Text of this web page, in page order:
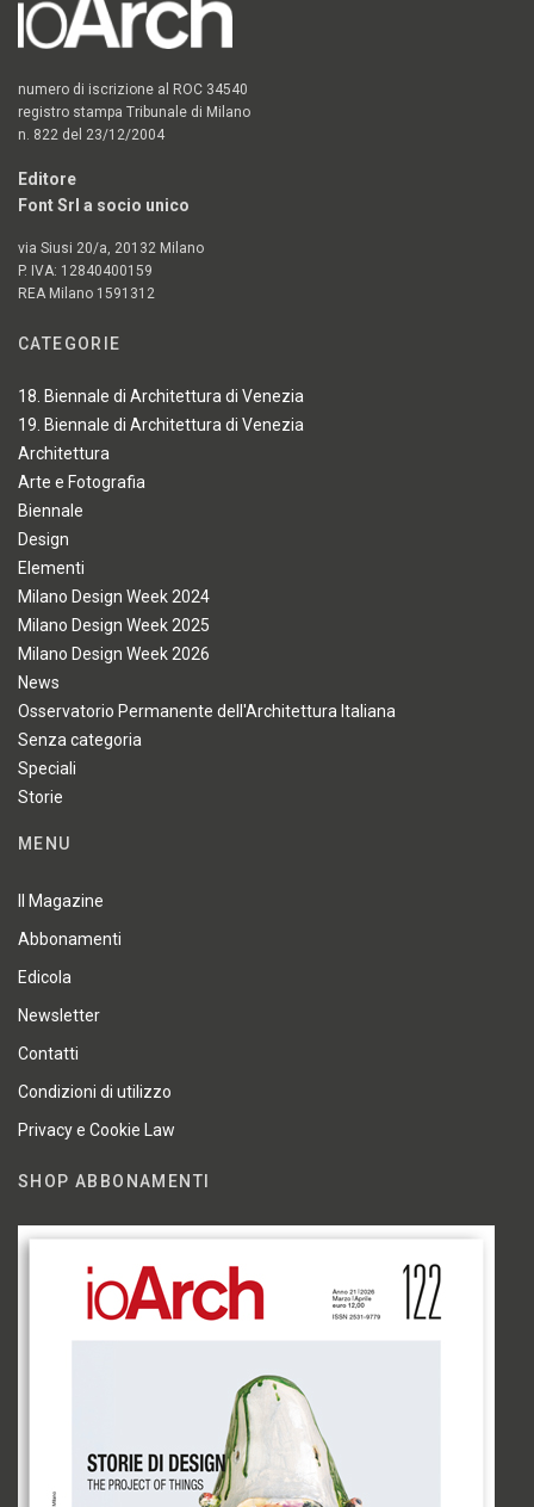
numero di iscrizione al ROC 34540
registro stampa Tribunale di Milano
n. 822 del 23/12/2004
Editore
Font Srl a socio unico
via Siusi 20/a, 20132 Milano
P. IVA: 12840400159
REA Milano 1591312
CATEGORIE
18. Biennale di Architettura di Venezia
19. Biennale di Architettura di Venezia
Architettura
Arte e Fotografia
Biennale
Design
Elementi
Milano Design Week 2024
Milano Design Week 2025
Milano Design Week 2026
News
Osservatorio Permanente dell'Architettura Italiana
Senza categoria
Speciali
Storie
MENU
Il Magazine
Abbonamenti
Edicola
Newsletter
Contatti
Condizioni di utilizzo
Privacy e Cookie Law
SHOP ABBONAMENTI